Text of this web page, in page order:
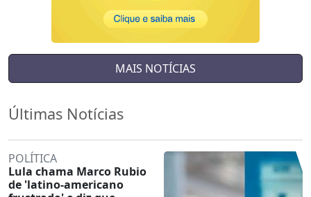
MAIS NOTÍCIAS
Últimas Notícias
POLÍTICA
Lula chama Marco Rubio
de 'latino-americano